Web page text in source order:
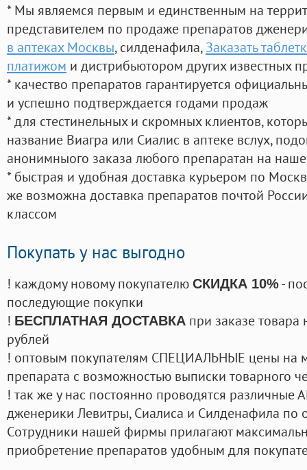
* Мы являемся первым и единственным на
представителем по продаже препаратов
в аптеках Москвы, силденафила, Заказать
платижом и дистрибьютором других известных
* качество препаратов гарантируется
и успешно подтверждается годами продаж
* для стестинельных и скромных клиентов,
название Виагра или Сиалис в аптеке вслух,
анонимныого заказа любого препаратан на
* быстрая и удобная доставка курьером по
же возможна доставка препаратов почтой
классом
Покупать у нас выгодно
! каждому новому покупателю СКИДКА 10%-
последующие покупки
! БЕСПЛАТНАЯ ДОСТАВКА при заказе
рублей
! оптовым покупателям СПЕЦИАЛЬНЫЕ цены на
препарата с возможностью выписки товарного
! так же у нас постоянно проводятся
дженерики Левитры, Сиалиса и Силденафила по
Cотрудники нашей фирмы прилагают
приобретение препаратов удобным для